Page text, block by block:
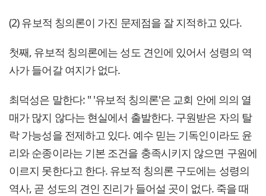
(2) 유보적 칭의론이 가진 문제점을 잘 지적하고 있다.
첫째, 유보적 칭의론에는 성도 견인에 있어서 성령의 역
사가 들어갈 여지가 없다.
최덕성은 말한다: " '유보적 칭의론'은 교회 안에 의의 열
매가 많지 않다는 현실에서 출발한다. 구원받은 자의 탈
락 가능성을 전제하고 있다. 예수 믿는 기독인이라도 윤
리와 순종이라는 기본 조건을 충족시키지 않으면 구원에
이르지 못한다고 한다. 유보적 칭의론 구도에는 성령의
역사, 곧 성도의 견인 진리가 들어설 곳이 없다. 죽을 때